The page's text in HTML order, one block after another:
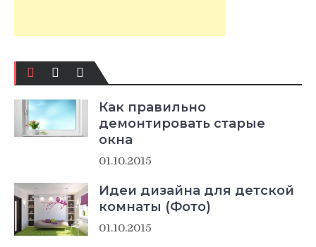
Как правильно
демонтировать старые
окна
01.10.2015
Идеи дизайна для детской
комнаты (Фото)
01.10.2015